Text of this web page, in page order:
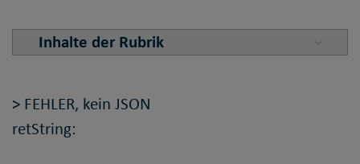
Inhalte der Rubrik
> FEHLER, kein JSON
retString: